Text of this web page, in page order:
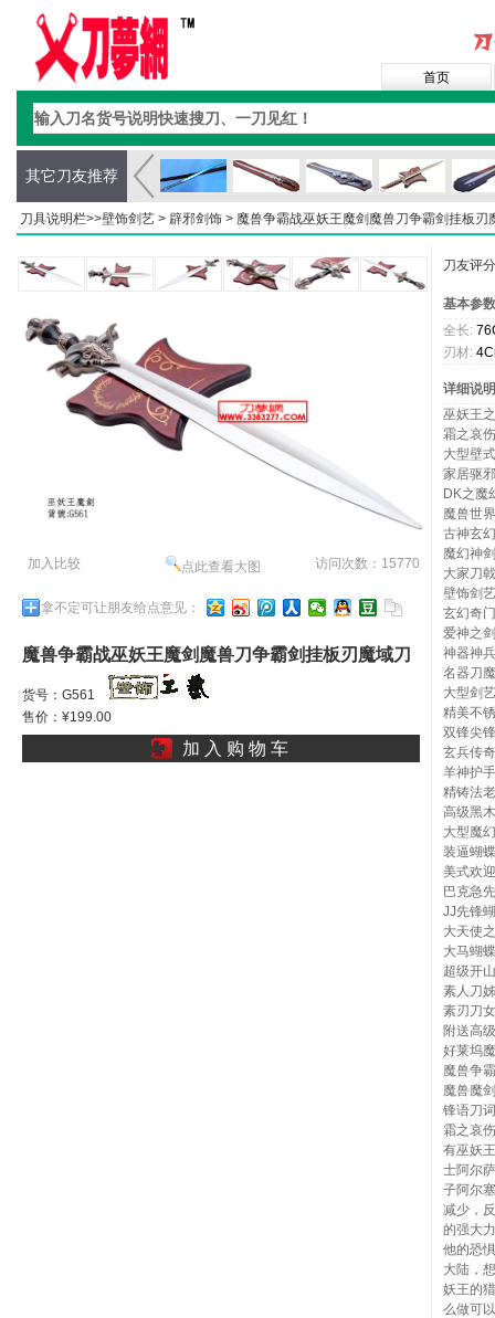
首页
其它刀友推荐
刀具说明栏>>壁饰剑艺 > 辟邪剑饰 > 魔兽争霸战巫妖王魔剑魔兽刀争霸剑挂板
加入比较 点此查看大图 访问次数：15770
拿不定可让朋友给点意见：
魔兽争霸战巫妖王魔剑魔兽刀争霸剑挂板刃魔域刀
魔芋刀大刺头剑秋明剑绿衣骑士l
货号：G561
售价：¥199.00
加 入 购 物 车
刀友评
基本参数
全长:
刃材:
详细说明
巫妖王
霜之哀
大型壁
家居驱
DK之魔
魔兽世
古神玄
魔幻神
大家刀
壁饰剑
玄幻奇
爱神之
神器神
名器刀
大型剑
精美不
双锋尖
玄兵传
羊神护
精铸法
高级黑
大型魔
装逼蝴
美式欢
巴克急
JJ先锋
大天使
大马蝴
超级开
素人刀
素刃刀
附送高
好莱坞
魔兽争
魔兽魔
锋语刀
霜之哀
有巫妖
士阿尔
子阿尔
减少，
的强大
他的恐
大陆，
妖王的
么做可